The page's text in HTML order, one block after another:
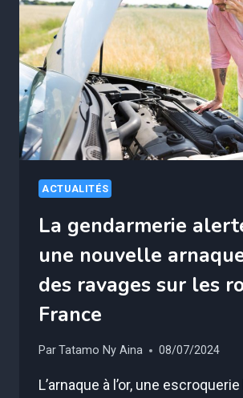
S’IL
FIGURE
SUR
CETTE
LISTE
!
ACTUALITÉS
La gendarmerie
une nouvelle
des ravages sur les
France
ParTatamo Ny Aina 08/07/2024
L’arnaque à l’or, une